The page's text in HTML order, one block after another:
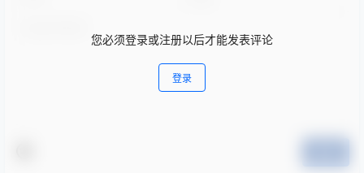
您必须登录或注册以后才能发表评论
登录